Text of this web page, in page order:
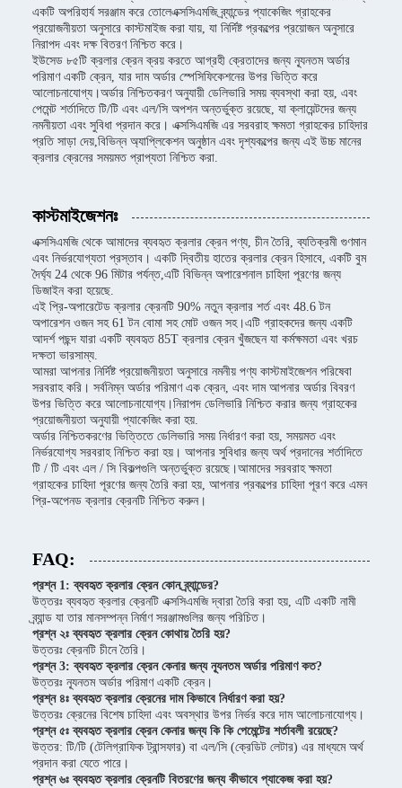
একটি অপরিহার্য সরঞ্জাম করে তোলেএক্সসিএমজি ব্র্যান্ডের প্যাকেজিং গ্রাহকের
প্রয়োজনীয়তা অনুসারে কাস্টমাইজ করা যায়, যা নির্দিষ্ট প্রকল্পের প্রয়োজন অনুসারে
নিরাপদ এবং দক্ষ বিতরণ নিশ্চিত করে।
ইউসেড ৮৫টি ক্রলার ক্রেন ক্রয় করতে আগ্রহী ক্রেতাদের জন্য ন্যূনতম অর্ডার
পরিমাণ একটি ক্রেন, যার দাম অর্ডার স্পেসিফিকেশনের উপর ভিত্তি করে
আলোচনাযোগ্য।অর্ডার নিশ্চিতকরণ অনুযায়ী ডেলিভারি সময় ব্যবস্থা করা হয়, এবং
পেমেন্ট শর্তাদিতে টি/টি এবং এল/সি অপশন অন্তর্ভুক্ত রয়েছে, যা ক্লায়েন্টদের জন্য
নমনীয়তা এবং সুবিধা প্রদান করে। এক্সসিএমজি এর সরবরাহ ক্ষমতা গ্রাহকের চাহিদার
প্রতি সাড়া দেয়,বিভিন্ন অ্যাপ্লিকেশন অনুষ্ঠান এবং দৃশ্যকল্পের জন্য এই উচ্চ মানের
ক্রলার ক্রেনের সময়মত প্রাপ্যতা নিশ্চিত করা.
কাস্টমাইজেশনঃ
এক্সসিএমজি থেকে আমাদের ব্যবহৃত ক্রলার ক্রেন পণ্য, চীন তৈরি, ব্যতিক্রমী গুণমান
এবং নির্ভরযোগ্যতা প্রস্তাব। একটি দ্বিতীয় হাতের ক্রলার ক্রেন হিসাবে, একটি বুম
দৈর্ঘ্য 24 থেকে 96 মিটার পর্যন্ত,এটি বিভিন্ন অপারেশনাল চাহিদা পূরণের জন্য
ডিজাইন করা হয়েছে.
এই প্রি-অপারেটেড ক্রলার ক্রেনটি 90% নতুন ক্রলার শর্ত এবং 48.6 টন
অপারেশন ওজন সহ 61 টন বোমা সহ মোট ওজন সহ।এটি গ্রাহকদের জন্য একটি
আদর্শ পছন্দ যারা একটি ব্যবহৃত 85T ক্রলার ক্রেন খুঁজছেন যা কর্মক্ষমতা এবং খরচ
দক্ষতা ভারসাম্য.
আমরা আপনার নির্দিষ্ট প্রয়োজনীয়তা অনুসারে নমনীয় পণ্য কাস্টমাইজেশন পরিষেবা
সরবরাহ করি। সর্বনিম্ন অর্ডার পরিমাণ এক ক্রেন, এবং দাম আপনার অর্ডার বিবরণ
উপর ভিত্তি করে আলোচনাযোগ্য।নিরাপদ ডেলিভারি নিশ্চিত করার জন্য গ্রাহকের
প্রয়োজনীয়তা অনুযায়ী প্যাকেজিং করা হয়.
অর্ডার নিশ্চিতকরণের ভিত্তিতে ডেলিভারি সময় নির্ধারণ করা হয়, সময়মত এবং
নির্ভরযোগ্য সরবরাহ নিশ্চিত করা হয়। আপনার সুবিধার জন্য অর্থ প্রদানের শর্তাদিতে
টি / টি এবং এল / সি বিকল্পগুলি অন্তর্ভুক্ত রয়েছে।আমাদের সরবরাহ ক্ষমতা
গ্রাহকের চাহিদা পূরণের জন্য তৈরি করা হয়, আপনার প্রকল্পের চাহিদা পূরণ করে এমন
প্রি-অপেনড ক্রলার ক্রেনটি নিশ্চিত করুন।
FAQ:
প্রশ্ন 1: ব্যবহৃত ক্রলার ক্রেন কোন ব্র্যান্ডের?
উত্তরঃ ব্যবহৃত ক্রলার ক্রেনটি এক্সসিএমজি দ্বারা তৈরি করা হয়, এটি একটি নামী
ব্র্যান্ড যা তার মানসম্পন্ন নির্মাণ সরঞ্জামগুলির জন্য পরিচিত।
প্রশ্ন ২ঃ ব্যবহৃত ক্রলার ক্রেন কোথায় তৈরি হয়?
উত্তরঃ ক্রেনটি চীনে তৈরি।
প্রশ্ন 3: ব্যবহৃত ক্রলার ক্রেন কেনার জন্য ন্যূনতম অর্ডার পরিমাণ কত?
উত্তরঃ ন্যূনতম অর্ডার পরিমাণ একটি ক্রেন।
প্রশ্ন ৪ঃ ব্যবহৃত ক্রলার ক্রেনের দাম কিভাবে নির্ধারণ করা হয়?
উত্তরঃ ক্রেনের বিশেষ চাহিদা এবং অবস্থার উপর নির্ভর করে দাম আলোচনাযোগ্য।
প্রশ্ন ৫ঃ ব্যবহৃত ক্রলার ক্রেন কেনার জন্য কি কি পেমেন্টের শর্তাবলী রয়েছে?
উত্তর: টি/টি (টেলিগ্রাফিক ট্রান্সফার) বা এল/সি (ক্রেডিট লেটার) এর মাধ্যমে অর্থ
প্রদান করা যেতে পারে।
প্রশ্ন ৬ঃ ব্যবহৃত ক্রলার ক্রেনটি বিতরণের জন্য কীভাবে প্যাকেজ করা হয়?